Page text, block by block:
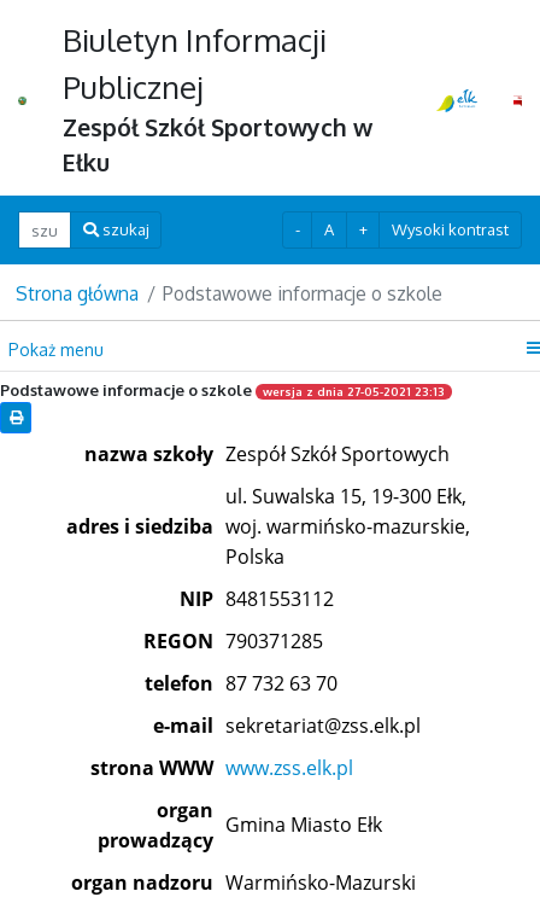
Biuletyn Informacji
Publicznej
Zespół Szkół Sportowych w
Ełku
Wpisz szukaną frazę
szukaj - A + Wysoki kontrast
Strona główna Podstawowe informacje o szkole
Pokaż menu
Podstawowe informacje o szkole wersja z dnia 27-05-2021 23:13
nazwa szkoły Zespół Szkół Sportowych
adres i siedziba
ul. Suwalska 15, 19-300 Ełk,
woj. warmińsko-mazurskie,
Polska
NIP 8481553112
REGON 790371285
telefon 87 732 63 70
e-mail sekretariat@zss.elk.pl
strona WWW www.zss.elk.pl
organ
prowadzący
Gmina Miasto Ełk
organ nadzoru Warmińsko-Mazurski